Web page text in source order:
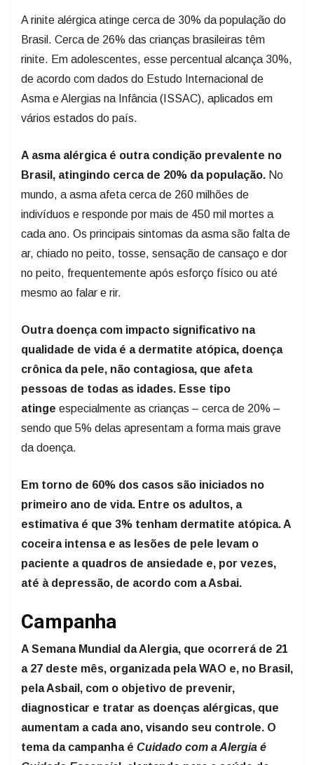
A rinite alérgica atinge cerca de 30% da população do
Brasil. Cerca de 26% das crianças brasileiras têm
rinite. Em adolescentes, esse percentual alcança 30%,
de acordo com dados do Estudo Internacional de
Asma e Alergias na Infância (ISSAC), aplicados em
vários estados do país.
A asma alérgica é outra condição prevalente no
Brasil, atingindo cerca de 20% da população. No
mundo, a asma afeta cerca de 260 milhões de
indivíduos e responde por mais de 450 mil mortes a
cada ano. Os principais sintomas da asma são falta de
ar, chiado no peito, tosse, sensação de cansaço e dor
no peito, frequentemente após esforço físico ou até
mesmo ao falar e rir.
Outra doença com impacto significativo na
qualidade de vida é a dermatite atópica, doença
crônica da pele, não contagiosa, que afeta
pessoas de todas as idades. Esse tipo
atinge especialmente as crianças – cerca de 20% –
sendo que 5% delas apresentam a forma mais grave
da doença.
Em torno de 60% dos casos são iniciados no
primeiro ano de vida. Entre os adultos, a
estimativa é que 3% tenham dermatite atópica. A
coceira intensa e as lesões de pele levam o
paciente a quadros de ansiedade e, por vezes,
até à depressão, de acordo com a Asbai.
Campanha
A Semana Mundial da Alergia, que ocorrerá de 21
a 27 deste mês, organizada pela WAO e, no Brasil,
pela AsbaiI, com o objetivo de prevenir,
diagnosticar e tratar as doenças alérgicas, que
aumentam a cada ano, visando seu controle. O
tema da campanha é Cuidado com a Alergia é